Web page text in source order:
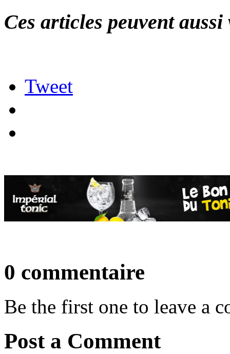
Ces articles peuvent
Tweet
0 commentaire
Be the first one to leave a
Post a Comment